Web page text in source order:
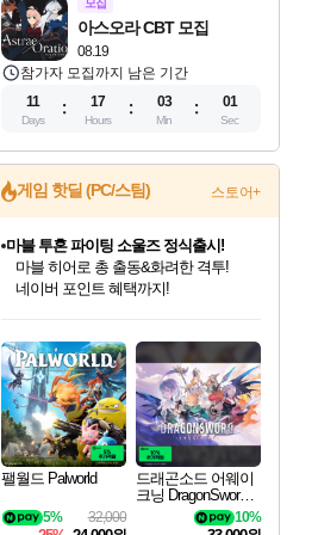
모집
08.19
아스오라 CBT 모집
참가자 모집까지 남은 기간
11
Days
17
Hours
03
Min
00
Sec
게임 핫딜 (PC/스팀) 스토어+
최대 90% 할인가를 만나보세요!
네이버혜택과 함께 만나보세요!
50%할인&추가 적립까지!
마블 투혼 파이팅 소울즈 정식출시!
마블 히어로 총 출동&화려한 격투!
네이버 포인트 혜택까지!
이니&베니 혜택까지!
네이버 혜택가와 함께 예약하세요!
할인&네이버혜택으로 만나보세요!
네이버페이 혜택과 만나보세요!
40주년 프로모션으로 만나보세요!
할인가에 만나보세요!
일부 에디션 상시 할인!
혜택으로 예약 판매 중
편안하게 충전하세요
팰월드 Palworld
32,000
5%
드래곤소드 어웨이
크닝 DragonSword A
10%